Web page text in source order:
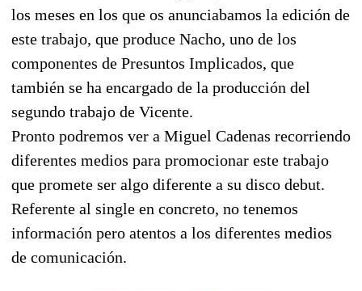
los meses en los que os anunciabamos la edición de
este trabajo, que produce Nacho, uno de los
componentes de Presuntos Implicados, que
también se ha encargado de la producción del
segundo trabajo de Vicente.
Pronto podremos ver a Miguel Cadenas recorriendo
diferentes medios para promocionar este trabajo
que promete ser algo diferente a su disco debut.
Referente al single en concreto, no tenemos
información pero atentos a los diferentes medios
de comunicación.